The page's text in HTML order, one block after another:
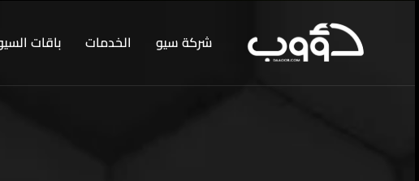
شركة سيو الخدمات باقات السيو